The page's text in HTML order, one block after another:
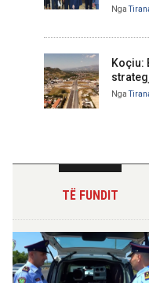
Nga
Koçiu:
Nga
TË FUNDIT